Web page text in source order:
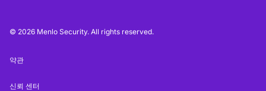
© 2026 Menlo Security. All rights reserved.
약관
신뢰 센터